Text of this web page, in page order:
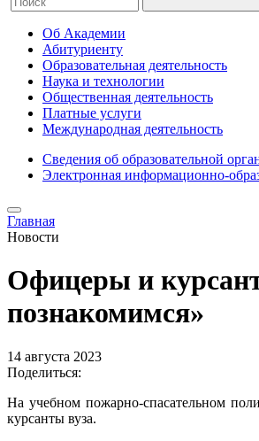
Об Академии
Абитуриенту
Образовательная деятельность
Наука и технологии
Общественная деятельность
Платные услуги
Международная деятельность
Сведения об образовательной
Электронная информационно-
Главная
Новости
Офицеры и
познакомимся»
14 августа 2023
Поделиться:
На учебном пожарно-спасательном
курсанты вуза.